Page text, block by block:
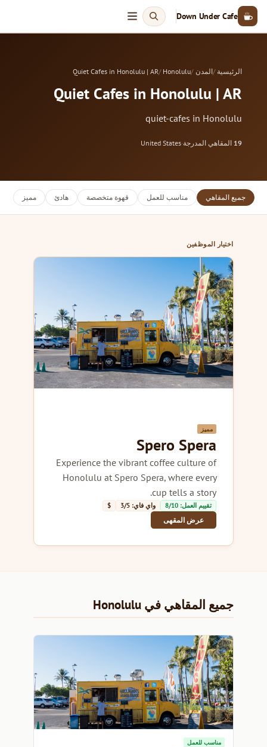
Down Under Cafe
الرئيسية المدن Honolulu
Quiet Cafes in Honolulu | AR
Quiet Cafes in Honolulu | AR
quiet-cafes in Honolulu
19 المقاهي المدرجة·
United States
جميع المقاهي مناسب للعمل قهوة متخصصة هادئ مميز
اختيار الموظفين
مميز
Spero Spera
Experience the vibrant coffee culture of
Honolulu at Spero Spera, where every
cup tells a story.
تقييم العمل: 8/10 واي فاي: 3/5 $
عرض المقهى
جميع المقاهي في Honolulu
مناسب للعمل